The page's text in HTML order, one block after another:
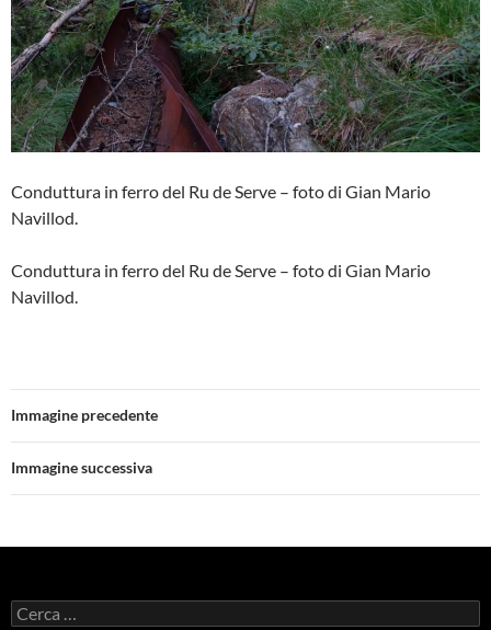
Conduttura in ferro del Ru de Serve – foto di Gian Mario
Navillod.
Conduttura in ferro del Ru de Serve – foto di Gian Mario
Navillod.
Immagine precedente
Immagine successiva
Ricerca